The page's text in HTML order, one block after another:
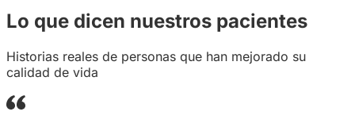
Lo que dicen nuestros pacientes
Historias reales de personas que han mejorado su
calidad de vida